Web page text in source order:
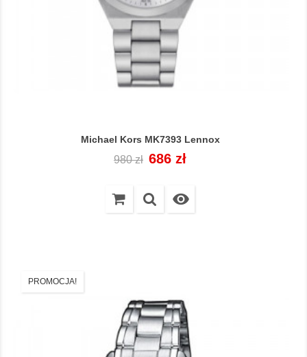
Michael Kors MK7393 Lennox
Cena
980 zł Cena
686 zł

PROMOCJA!